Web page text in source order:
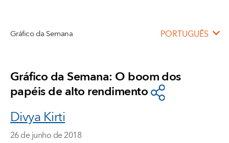
Gráfico da Semana PORTUGUÊS
Gráfico da Semana: O boom dos
papéis de alto rendimento
Divya Kirti
26 de junho de 2018